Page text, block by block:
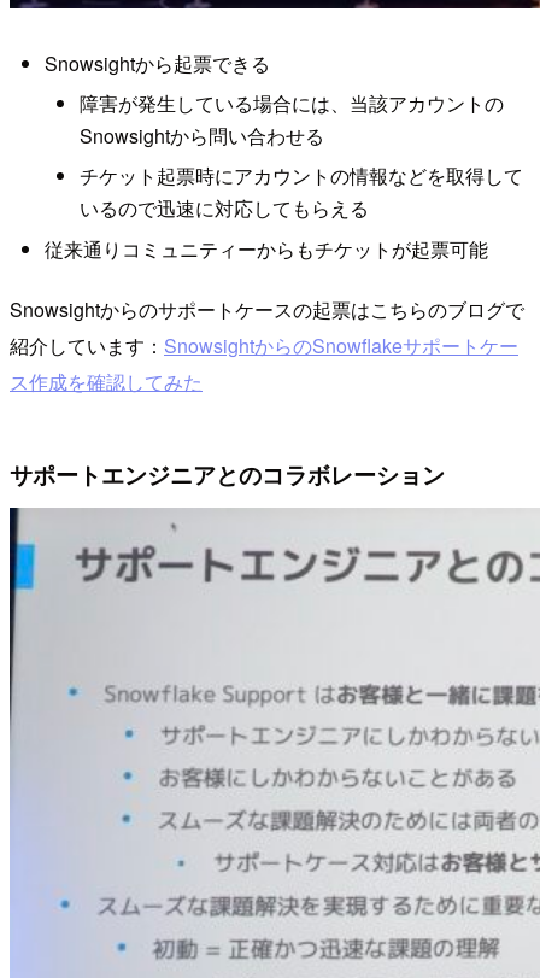
Snowsightから起票できる
障害が発生している場合には、当該アカウントの
Snowsightから問い合わせる
チケット起票時にアカウントの情報などを取得して
いるので迅速に対応してもらえる
従来通りコミュニティーからもチケットが起票可能
Snowsightからのサポートケースの起票はこちらのブログで
紹介しています： SnowsightからのSnowflakeサポートケー
ス作成を確認してみた
サポートエンジニアとのコラボレーション